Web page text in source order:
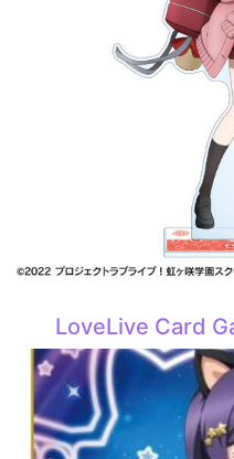
LoveLive Card